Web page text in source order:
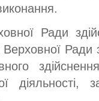
Ради
Верховної
діяльності,